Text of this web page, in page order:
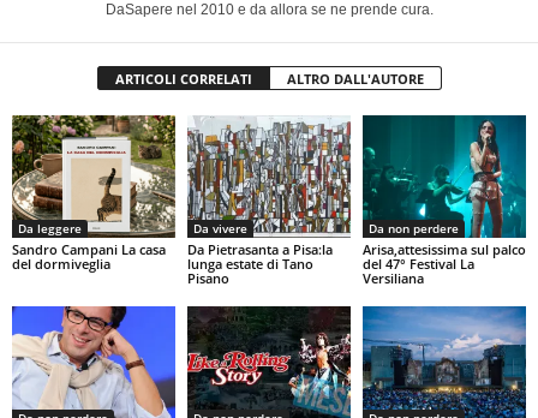
DaSapere nel 2010 e da allora se ne prende cura.
ARTICOLI CORRELATI ALTRO DALL'AUTORE
Da leggere
Sandro Campani La casa
del dormiveglia
Da vivere
Da Pietrasanta a Pisa:la
lunga estate di Tano
Pisano
Da non perdere
Arisa,attesissima sul palco
del 47° Festival La
Versiliana